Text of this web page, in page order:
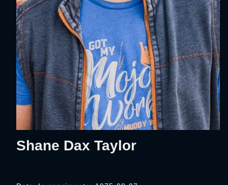
Shane Dax Taylor